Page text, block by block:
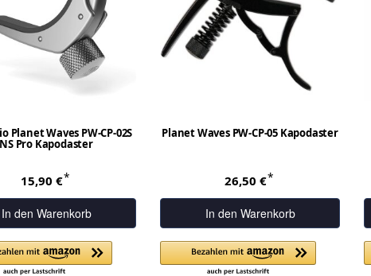
Planet Waves PW-CP-02S
NS Pro Kapodaster
15,90 €*
In den Warenkorb
Planet Waves PW-CP-05 Kapodaster
26,50 €*
In den Warenkorb